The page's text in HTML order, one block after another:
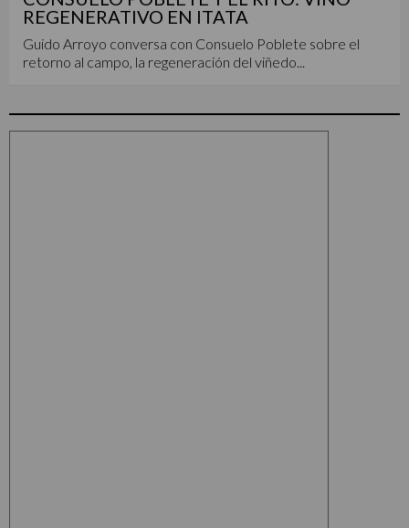
REGENERATIVO EN ITATA
Guido Arroyo conversa con Consuelo Poblete sobre el
retorno al campo, la regeneración del viñedo...